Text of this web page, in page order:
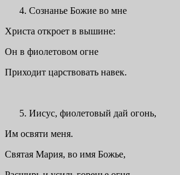
Сознанье Божие во мне
Христа откроет в вышине:
Он в фиолетовом огне
Приходит царствовать навек.
Иисус, фиолетовый дай огонь,
Им освяти меня.
Святая Мария, во имя Божье,